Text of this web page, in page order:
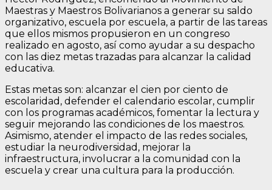
Maestras y Maestros Bolivarianos a generar su saldo
organizativo, escuela por escuela, a partir de las tareas
que ellos mismos propusieron en un congreso
realizado en agosto, así como ayudar a su despacho
con las diez metas trazadas para alcanzar la calidad
educativa.
Estas metas son: alcanzar el cien por ciento de
escolaridad, defender el calendario escolar, cumplir
con los programas académicos, fomentar la lectura y
seguir mejorando las condiciones de los maestros.
Asimismo, atender el impacto de las redes sociales,
estudiar la neurodiversidad, mejorar la
infraestructura, involucrar a la comunidad con la
escuela y crear una cultura para la producción.